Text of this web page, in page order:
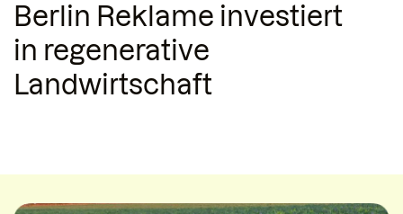
Berlin Reklame investiert
in regenerative
Landwirtschaft